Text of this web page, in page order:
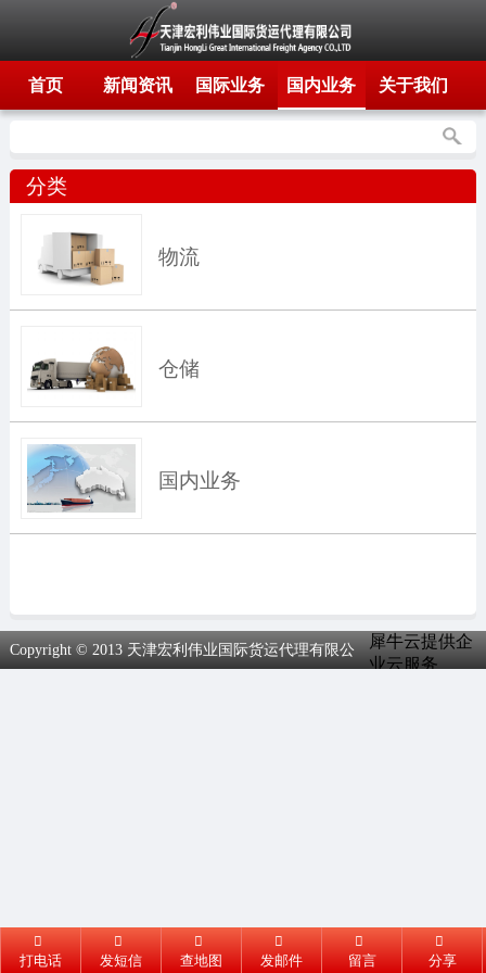
首页 新闻资讯 国际业务 国内业务 关于我们
分类
物流
仓储
国内业务
Copyright © 2013 天津宏利伟业国际货运代理有限公
犀牛云提供企
业云服务
打电话 发短信 查地图 发邮件 留言 分享